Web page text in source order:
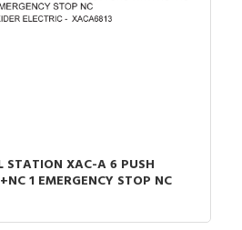
STATION XAC-A 6 PUSH
1 EMERGENCY STOP NC